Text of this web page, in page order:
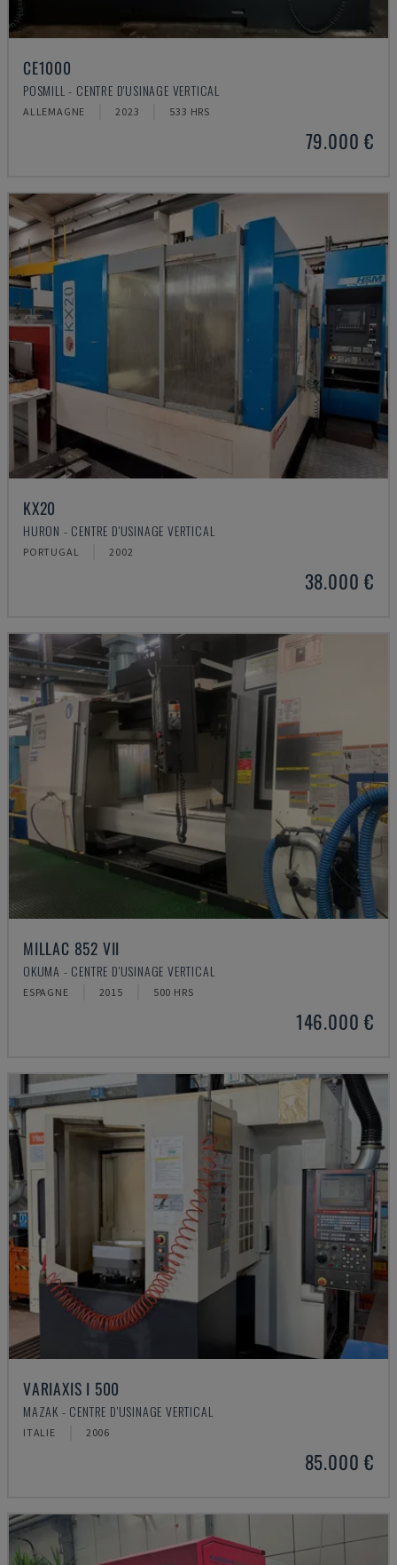
CE1000
POSMILL - CENTRE D'USINAGE VERTICAL
ALLEMAGNE 2023 533 HRS
79.000 €
KX20
HURON - CENTRE D'USINAGE VERTICAL
PORTUGAL 2002
38.000 €
MILLAC 852 VII
OKUMA - CENTRE D'USINAGE VERTICAL
ESPAGNE 2015 500 HRS
146.000 €
VARIAXIS I 500
MAZAK - CENTRE D'USINAGE VERTICAL
ITALIE 2006
85.000 €